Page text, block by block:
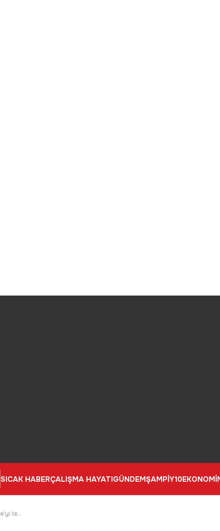
SICAK HABERÇALIŞMA HAYATIGÜNDEMŞAMPİY10EKONOMİ
ABD Başkanı Trump: Suriye'yi terör sponsoru listesinden çıkaracağım